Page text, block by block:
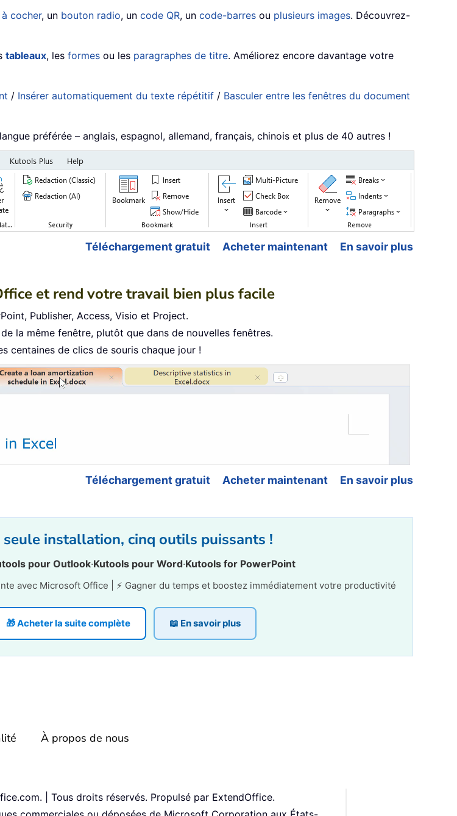
cocher, un bouton radio, un code QR, un code-barres ou plusieurs images. Découvrez-
tableaux, les formes ou les paragraphes de titre. Améliorez encore davantage votre
/ Insérer automatiquement du texte répétitif / Basculer entre les fenêtres du document
préférée – anglais, espagnol, allemand, français, chinois et plus de 40 autres !
Téléchargement gratuit Acheter maintenant En savoir plus
et rend votre travail bien plus facile
Publisher, Access, Visio et Project.
la même fenêtre, plutôt que dans de nouvelles fenêtres.
centaines de clics de souris chaque jour !
Téléchargement gratuit Acheter maintenant En savoir plus
installation, cinq outils puissants !
pour Outlook·Kutools pour Word·Kutools for PowerPoint
avec Microsoft Office | ⚡ Gagner du temps et boostez immédiatement votre productivité
🎁 Acheter la suite complète 📖 En savoir plus
À propos de nous
| Tous droits réservés. Propulsé par ExtendOffice.